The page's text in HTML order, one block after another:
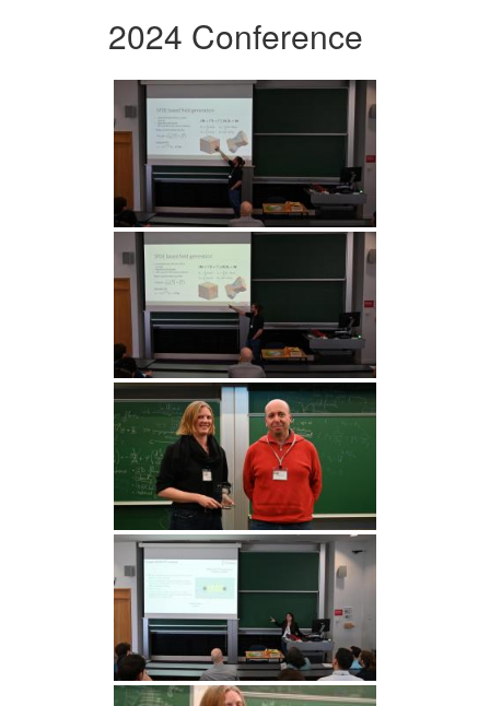
2024 Conference